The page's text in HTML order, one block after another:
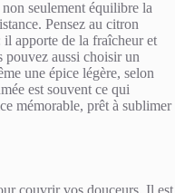
seulement équilibre la
Pensez au citron
il apporte de la fraîcheur et
pouvez aussi choisir un
une épice légère, selon
est souvent ce qui
mémorable, prêt à sublimer
couvrir vos douceurs. Il est